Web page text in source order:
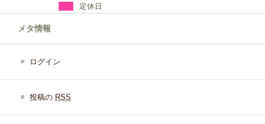
定休日
メタ情報
ログイン
投稿の RSS